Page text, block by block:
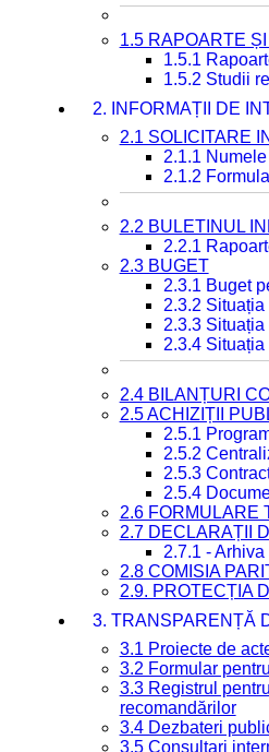
1.5 RAPOARTE ȘI
1.5.1
1.5.2 Studii
2. INFORMAȚII DE
2.1 SOLICITARE
2.1.1
2.1.2
2.2 BULETINUL
2.2.1
2.3 BUGET
2.3.1 Buget
2.3.2
2.3.3
2.3.4
2.4 BILANȚURI
2.5 ACHIZIȚII
2.5.1
2.5.2
2.5.3
2.5.4
2.6 FORMULARE
2.7 DECLARAȚII
2.7.1 -
2.8 COMISIA
2.9. PROTECȚIA
3. TRANSPARENȚĂ
3.1 Proiecte de
3.2 Formular
3.3 Registrul
recomandărilor
3.4 Dezbateri
3.5 Consultari